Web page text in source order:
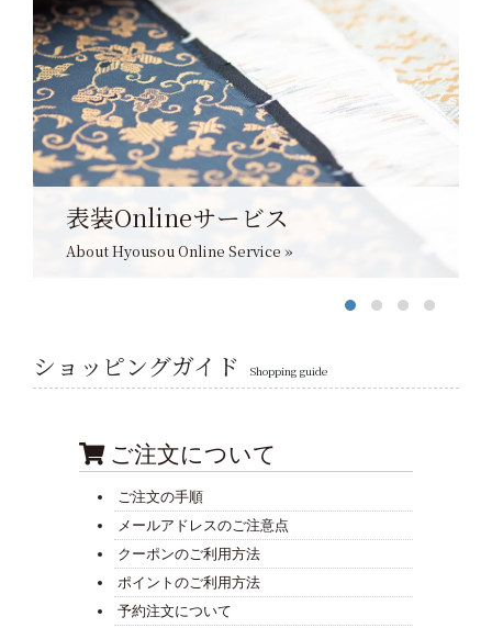
表装Onlineサービス
About Hyousou Online Service »
ショッピングガイド Shopping guide
ご注文について
ご注文の手順
メールアドレスのご注意点
クーポンのご利用方法
ポイントのご利用方法
予約注文について